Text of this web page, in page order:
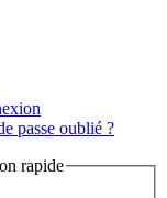
passe oublié ?
rapide